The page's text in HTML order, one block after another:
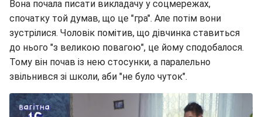
Вона почала писати викладачу у соцмережах,
спочатку той думав, що це "гра". Але потім вони
зустрілися. Чоловік помітив, що дівчинка ставиться
до нього "з великою повагою", це йому сподобалося.
Тому він почав із нею стосунки, а паралельно
звільнився зі школи, аби "не було чуток".